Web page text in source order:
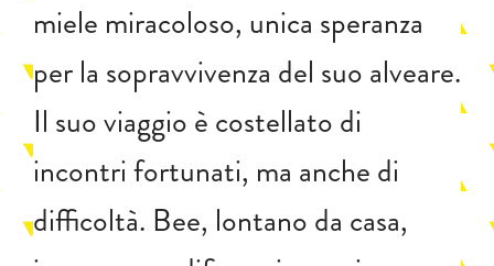
miele miracoloso, unica speranza
per la sopravvivenza del suo alveare.
Il suo viaggio è costellato di
incontri fortunati, ma anche di
difficoltà. Bee, lontano da casa,